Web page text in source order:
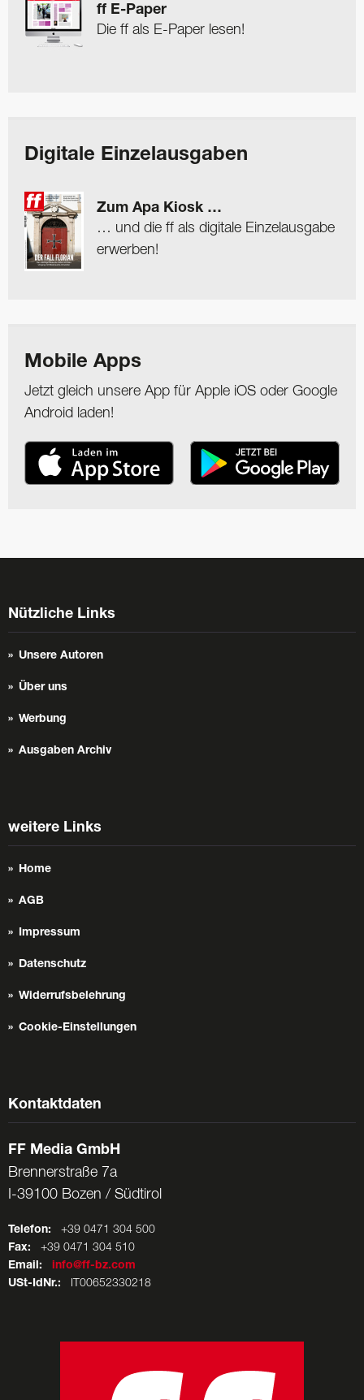
ff E-Paper
Die ff als E-Paper lesen!
Digitale Einzelausgaben
Zum Apa Kiosk …
… und die ff als digitale Einzelausgabe
erwerben!
Mobile Apps
Jetzt gleich unsere App für Apple iOS oder Google
Android laden!
Nützliche Links
Unsere Autoren
Über uns
Werbung
Ausgaben Archiv
weitere Links
Home
AGB
Impressum
Datenschutz
Widerrufsbelehrung
Cookie-Einstellungen
Kontaktdaten
FF Media GmbH
Brennerstraße 7a
I-39100 Bozen / Südtirol
Telefon: +39 0471 304 500
Fax: +39 0471 304 510
Email:
info@ff-bz.com
USt-IdNr.: IT00652330218